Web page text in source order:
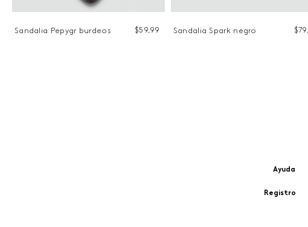
Sandalia Pepygr burdeos $59, 99 Sandalia Spark negro $79
Ayuda
Registro